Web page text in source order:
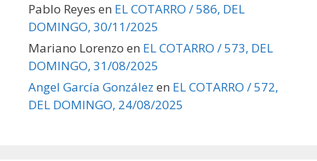
Pablo Reyes en EL COTARRO / 586, DEL
DOMINGO, 30/11/2025
Mariano Lorenzo en EL COTARRO / 573, DEL
DOMINGO, 31/08/2025
Angel García González en EL COTARRO / 572,
DEL DOMINGO, 24/08/2025